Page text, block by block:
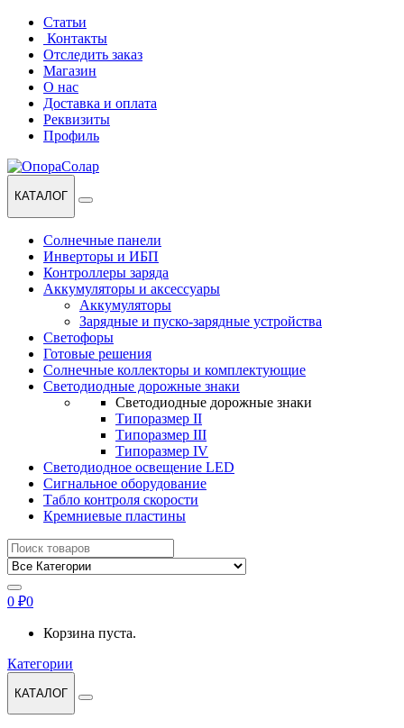
Перейти
навигации
Перейти
содержанию
Статьи
Контакты
Отследить заказ
Магазин
О нас
Доставка и оплата
Реквизиты
Профиль
КАТАЛОГ
Солнечные панели
Инверторы и ИБП
Контроллеры заряда
Аккумуляторы и аксессуары
Аккумуляторы
Зарядные и пуско-зарядные устройства
Светофоры
Готовые решения
Солнечные коллекторы и комплектующие
Светодиодные дорожные знаки
Светодиодные дорожные знаки
Типоразмер II
Типоразмер III
Типоразмер IV
Светодиодное освещение LED
Сигнальное оборудование
Табло контроля скорости
Кремниевые пластины
Найти:
0 ₽0
Корзина пуста.
Категории
КАТАЛОГ